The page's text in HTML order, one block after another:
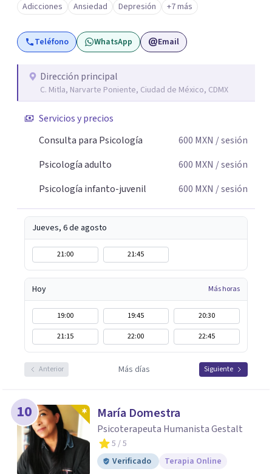
Adicciones Ansiedad Depresión +7 más
Teléfono WhatsApp Email
Dirección principal
C. Mitla, Narvarte Poniente, Ciudad de México, CDMX
Servicios y precios
Consulta para Psicología
600 MXN / sesión
Psicología adulto
600 MXN / sesión
Psicología infanto-juvenil
600 MXN / sesión
Jueves, 6 de agosto
21:00 21:45
Hoy Más horas
19:00 19:45
20:30
21:15
22:00 22:45
Anterior Más días Siguiente
10 María Domestra
Psicoterapeuta Humanista Gestalt
5 / 5
Verificado
Terapia Online